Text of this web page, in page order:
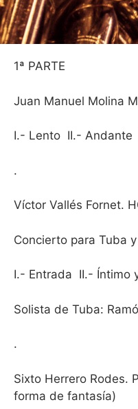
1ª PARTE
Juan Manuel Molina
I.- Lento II.- Andante
.
Víctor Vallés Fornet.
Concierto para Tuba
I.- Entrada II.- Íntimo
Solista de Tuba:
.
Sixto Herrero Rodes.
forma de fantasía)